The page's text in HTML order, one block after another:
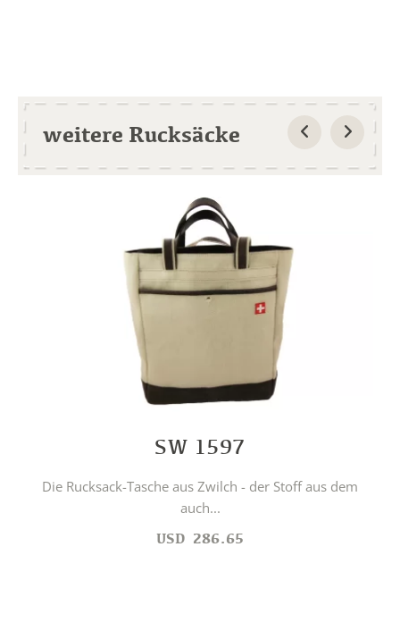
weitere Rucksäcke
SW 1597
Die Rucksack-Tasche aus Zwilch - der Stoff aus dem
auch...
USD 286.65